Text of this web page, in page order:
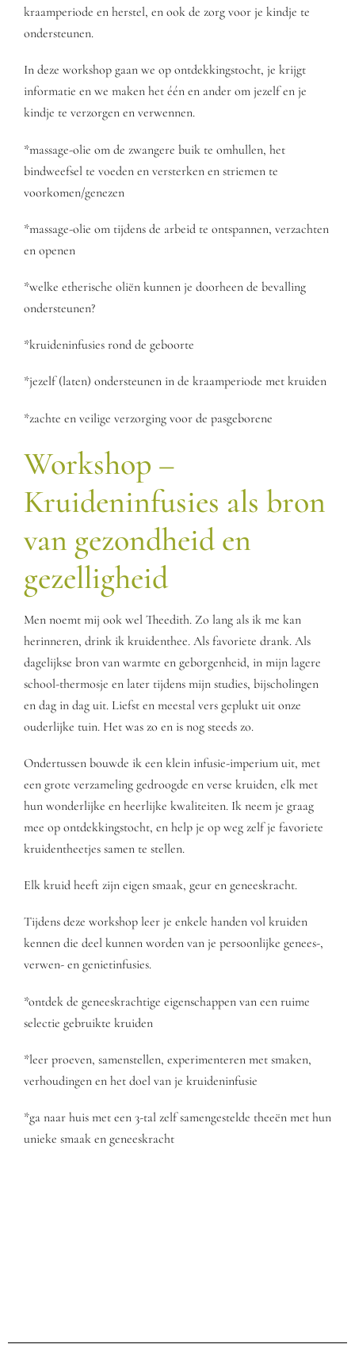
kraamperiode en herstel, en ook de zorg voor je kindje te
ondersteunen.
In deze workshop gaan we op ontdekkingstocht, je krijgt
informatie en we maken het één en ander om jezelf en je
kindje te verzorgen en verwennen.
*massage-olie om de zwangere buik te omhullen, het
bindweefsel te voeden en versterken en striemen te
voorkomen/genezen
*massage-olie om tijdens de arbeid te ontspannen, verzachten
en openen
*welke etherische oliën kunnen je doorheen de bevalling
ondersteunen?
*kruideninfusies rond de geboorte
*jezelf (laten) ondersteunen in de kraamperiode met kruiden
*zachte en veilige verzorging voor de pasgeborene
Workshop –
Kruideninfusies als bron
van gezondheid en
gezelligheid
Men noemt mij ook wel Theedith. Zo lang als ik me kan
herinneren, drink ik kruidenthee. Als favoriete drank. Als
dagelijkse bron van warmte en geborgenheid, in mijn lagere
school-thermosje en later tijdens mijn studies, bijscholingen
en dag in dag uit. Liefst en meestal vers geplukt uit onze
ouderlijke tuin. Het was zo en is nog steeds zo.
Ondertussen bouwde ik een klein infusie-imperium uit, met
een grote verzameling gedroogde en verse kruiden, elk met
hun wonderlijke en heerlijke kwaliteiten. Ik neem je graag
mee op ontdekkingstocht, en help je op weg zelf je favoriete
kruidentheetjes samen te stellen.
Elk kruid heeft zijn eigen smaak, geur en geneeskracht.
Tijdens deze workshop leer je enkele handen vol kruiden
kennen die deel kunnen worden van je persoonlijke genees-,
verwen- en genietinfusies.
*ontdek de geneeskrachtige eigenschappen van een ruime
selectie gebruikte kruiden
*leer proeven, samenstellen, experimenteren met smaken,
verhoudingen en het doel van je kruideninfusie
*ga naar huis met een 3-tal zelf samengestelde theeën met hun
unieke smaak en geneeskracht